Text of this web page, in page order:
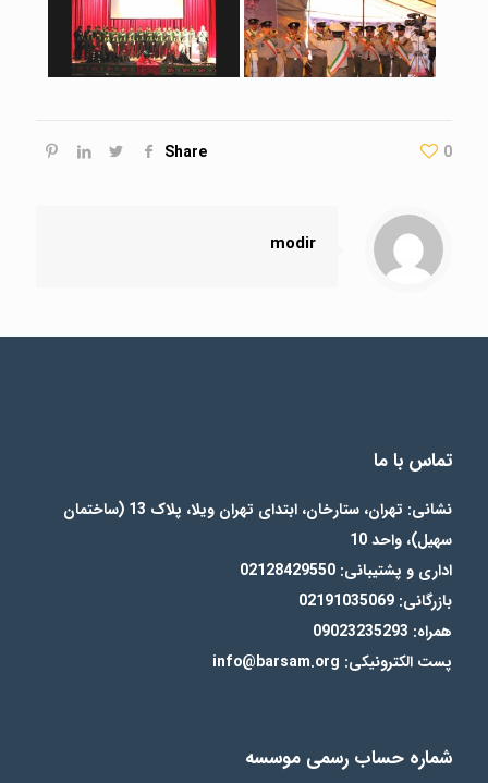
Share 0
modir
تماس با ما
نشانی: تهران، ستارخان، ابتدای تهران ویلا، پلاک 13 (ساختمان
سهیل)، واحد 10
اداری و پشتیبانی: 02128429550
بازرگانی: 02191035069
همراه: 09023235293
پست الکترونیکی: info@barsam.org
شماره حساب رسمی موسسه